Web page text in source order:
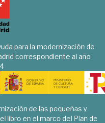
para la modernización de
correspondiente al año
de las pequeñas y
libro en el marco del Plan de